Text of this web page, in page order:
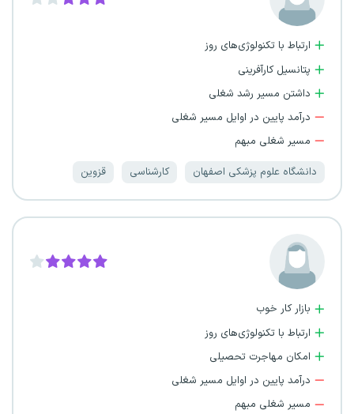
ارتباط با تکنولوژی‌های روز
پتانسیل کارآفرینی
داشتن مسیر رشد شغلی
درآمد پایین در اوایل مسیر شغلی
مسیر شغلی مبهم
دانشگاه علوم پزشکی اصفهان
کارشناسی قزوین
بازار کار خوب
ارتباط با تکنولوژی‌های روز
امکان مهاجرت تحصیلی
درآمد پایین در اوایل مسیر شغلی
مسیر شغلی مبهم